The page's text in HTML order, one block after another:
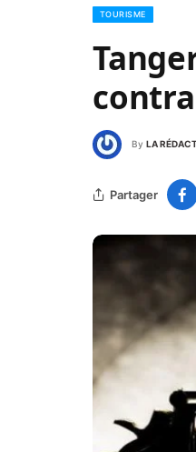
TOURISME
By LA
Partager